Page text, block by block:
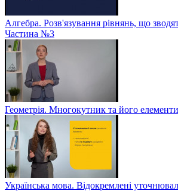
Алгебра. Розв'язування рівнянь, що
Частина №3
Геометрія. Многокутник та його елементи
Українська мова. Відокремлені